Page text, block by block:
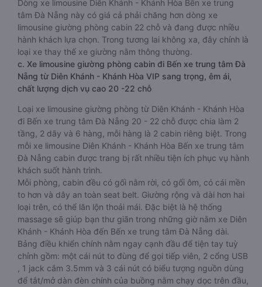
Dòng xe limousine Diên Khánh - Khánh Hòa Bến xe trung
tâm Đà Nẵng này có giá cả phải chăng hơn dòng xe
limousine giường phòng cabin 22 chỗ và đang được nhiều
hành khách lựa chọn. Trong tương lai không xa, đây chính là
loại xe thay thế xe giường nằm thông thường.
c. Xe limousine giường phòng cabin đi Bến xe trung tâm Đà
Nẵng từ Diên Khánh - Khánh Hòa VIP sang trọng, êm ái,
chất lượng dịch vụ cao 20 -22 chỗ
Loại xe limousine giường phòng từ Diên Khánh - Khánh Hòa
đi Bến xe trung tâm Đà Nẵng 20 - 22 chỗ được chia làm 2
tầng, 2 dãy và 6 hàng, mỗi hàng là 2 cabin riêng biệt. Trong
mỗi xe limousine Diên Khánh - Khánh Hòa Bến xe trung tâm
Đà Nẵng cabin được trang bị rất nhiều tiện ích phục vụ hành
khách suốt hành trình.
Mỗi phòng, cabin đều có gối nằm rời, có gối ôm, có cái mền
to hơn và dây an toàn seat belt. Giường rộng và dài hơn hai
loại trên, có thể lăn lộn thoải mái. Đặc biệt là hệ thống
massage sẽ giúp bạn thư giãn trong những giờ nằm xe Diên
Khánh - Khánh Hòa đến Bến xe trung tâm Đà Nẵng dài.
Bảng điều khiển chính nằm ngay cạnh đầu để tiện tay tuỳ
chỉnh gồm: một cái nút to đùng để gọi tiếp viên, 2 cổng USB
, 1 jack cắm 3.5mm và 3 cái nút có biểu tượng nguồn dùng
để tắt/mở dàn đèn chính của buồng nằm chạy dọc trên đầu,